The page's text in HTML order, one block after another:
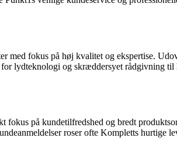
fokus på høj kvalitet og ekspertise.
lydteknologi og skræddersyet rådgivning
på kundetilfredshed og bredt
roser ofte Kompletts hurtige